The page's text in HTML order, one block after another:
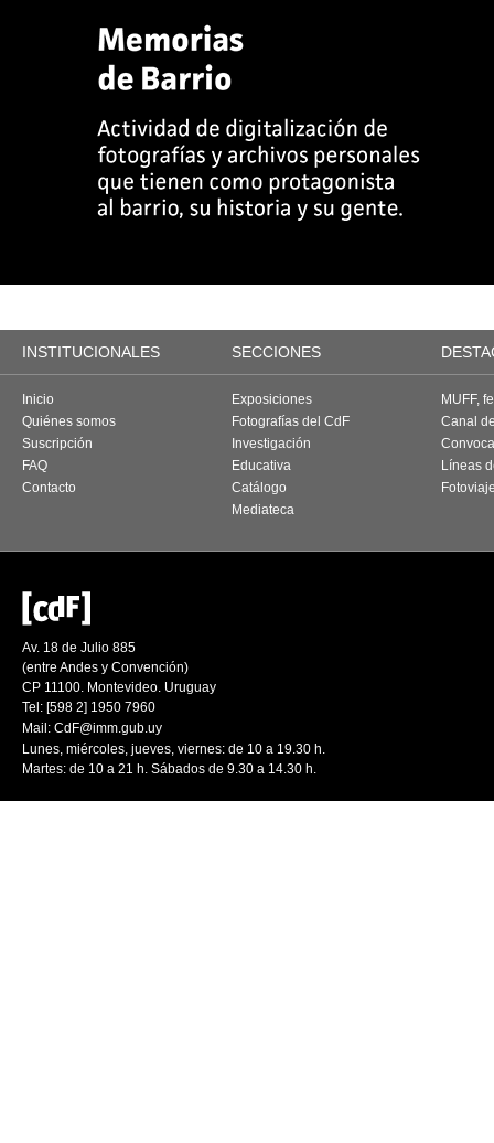
INSTITUCIONALES SECCIONES
Inicio
Quiénes somos
Suscripción
FAQ
Contacto
Exposiciones
Fotografías del CdF
Investigación
Educativa
Catálogo
Mediateca
MUFF,
Canal
Líneas
Av. 18 de Julio 885
(entre Andes y Convención)
CP 11100. Montevideo. Uruguay
Tel: [598 2] 1950 7960
Mail: CdF@imm.gub.uy
Lunes, miércoles, jueves, viernes: de 10 a 19.30 h.
Martes: de 10 a 21 h. Sábados de 9.30 a 14.30 h.